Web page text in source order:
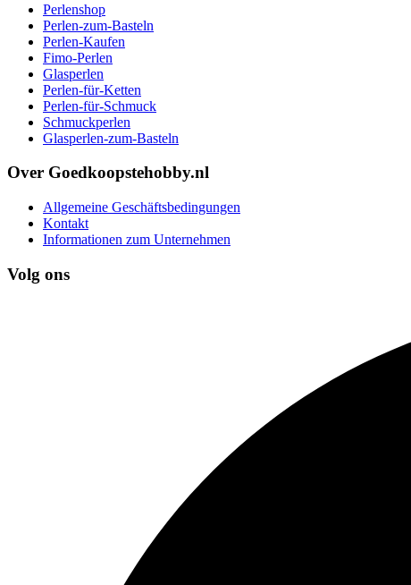
Perlenshop
Perlen-zum-Basteln
Perlen-Kaufen
Fimo-Perlen
Glasperlen
Perlen-für-Ketten
Perlen-für-Schmuck
Schmuckperlen
Glasperlen-zum-Basteln
Over Goedkoopstehobby.nl
Allgemeine Geschäftsbedingungen
Kontakt
Informationen zum Unternehmen
Volg ons